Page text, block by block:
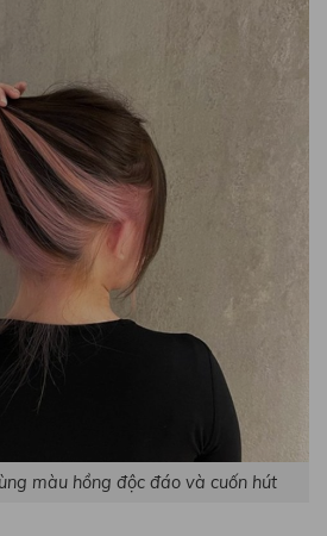
màu hồng độc đáo và cuốn hút